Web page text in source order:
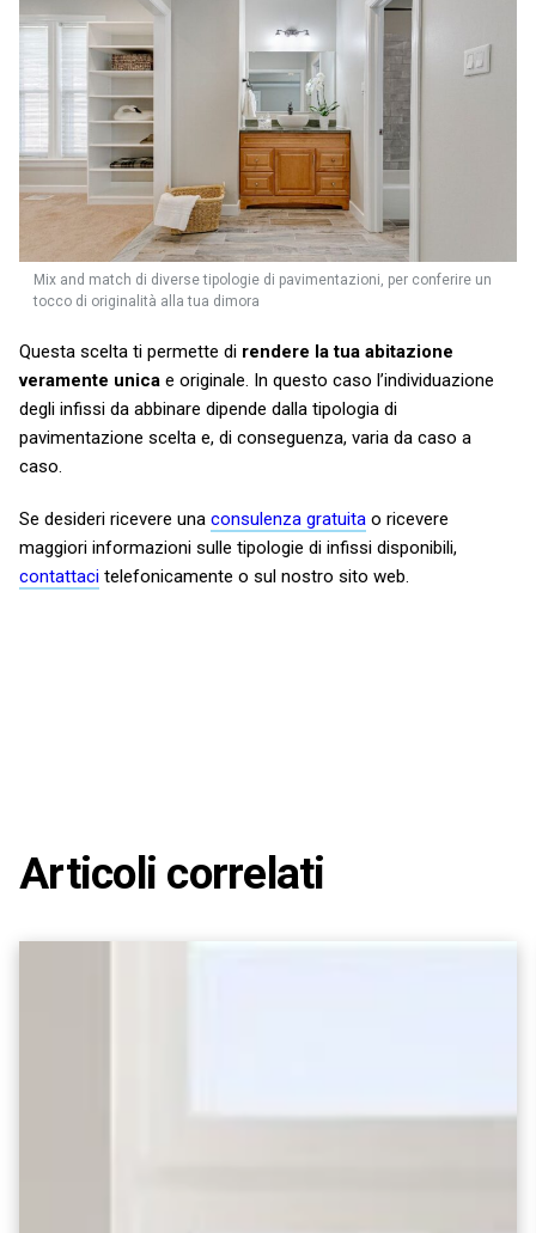
Mix and match di diverse tipologie di pavimentazioni, per conferire un
tocco di originalità alla tua dimora
Questa scelta ti permette di rendere la tua abitazione
veramente unica e originale. In questo caso l’individuazione
degli infissi da abbinare dipende dalla tipologia di
pavimentazione scelta e, di conseguenza, varia da caso a
caso.
Se desideri ricevere una consulenza gratuita o ricevere
maggiori informazioni sulle tipologie di infissi disponibili,
contattaci telefonicamente o sul nostro sito web.
Articoli correlati